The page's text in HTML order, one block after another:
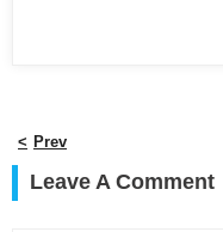
Prev
Leave A Comment